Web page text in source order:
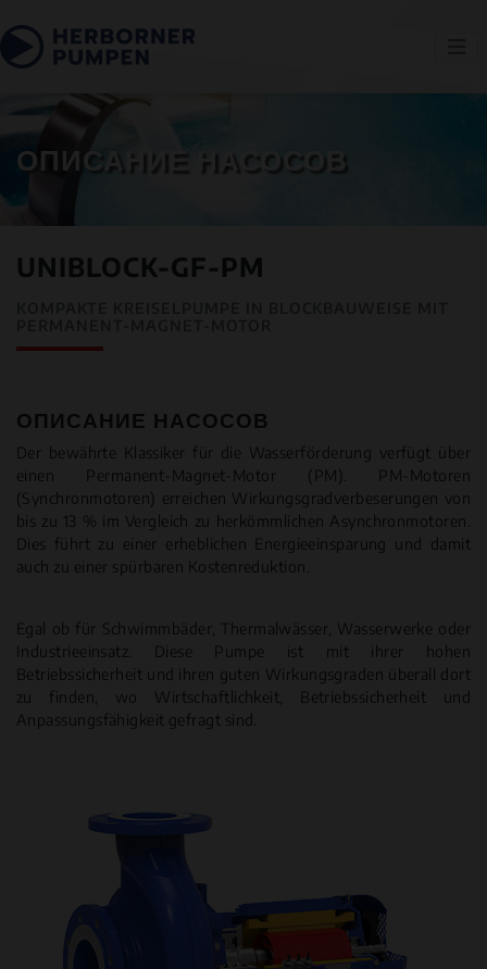
ОПИСАНИЕ НАСОСОВ
UNIBLOCK-GF-PM
ОПИСАНИЕ НАСОСОВ
Der bewährte Klassiker für die Wasserförderung verfügt über
einen Permanent-Magnet-Motor (PM). PM-Motoren
(Synchronmotoren) erreichen Wirkungsgradverbeserungen von
bis zu 13 % im Vergleich zu herkömmlichen Asynchronmotoren.
Dies führt zu einer erheblichen Energieeinsparung und damit
auch zu einer spürbaren Kostenreduktion.
Egal ob für Schwimmbäder, Thermalwässer, Wasserwerke oder
Industrieeinsatz. Diese Pumpe ist mit ihrer hohen
Betriebssicherheit und ihren guten Wirkungsgraden überall dort
zu finden, wo Wirtschaftlichkeit, Betriebssicherheit und
Anpassungsfähigkeit gefragt sind.